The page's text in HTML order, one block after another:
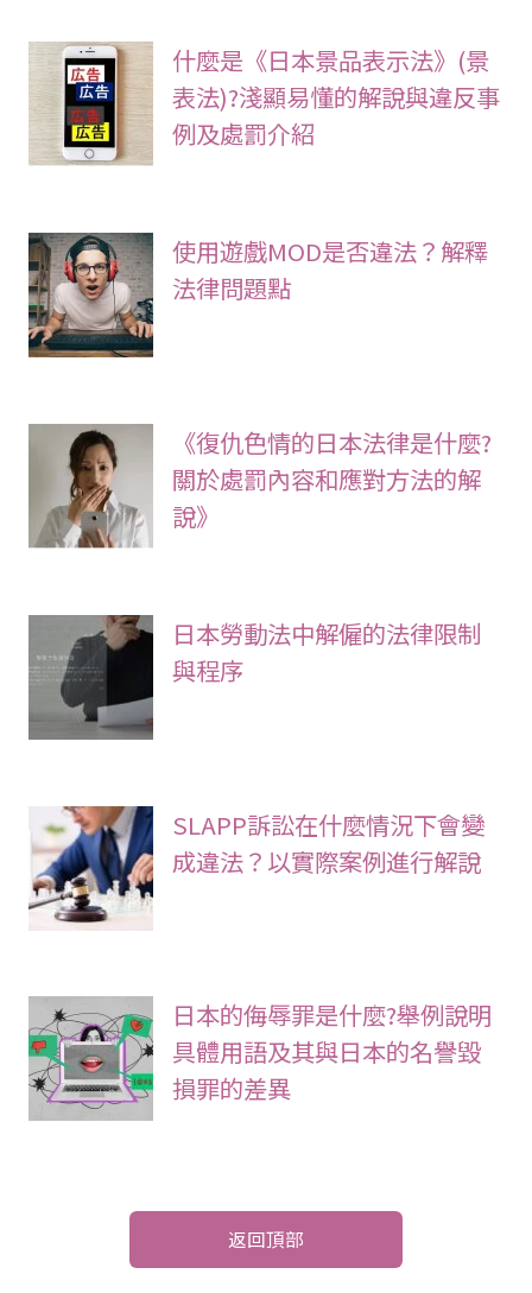
什麼是《日本景品表示法》(景
表法)?淺顯易懂的解說與違反事
例及處罰介紹
使用遊戲MOD是否違法？解釋
法律問題點
《復仇色情的日本法律是什麼?
關於處罰內容和應對方法的解
說》
日本勞動法中解僱的法律限制
與程序
SLAPP訴訟在什麼情況下會變
成違法？以實際案例進行解說
日本的侮辱罪是什麼?舉例說明
具體用語及其與日本的名譽毀
損罪的差異
返回頂部